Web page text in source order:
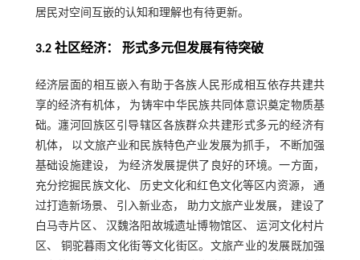
居民对空间互嵌的认知和理解也有待更新。
3.2 社区经济： 形式多元但发展有待突破
经济层面的相互嵌入有助于各族人民形成相互依存共建共
享的经济有机体， 为铸牢中华民族共同体意识奠定物质基
础。瀍河回族区引导辖区各族群众共建形式多元的经济有
机体， 以文旅产业和民族特色产业发展为抓手， 不断加强
基础设施建设， 为经济发展提供了良好的环境。一方面，
充分挖掘民族文化、 历史文化和红色文化等区内资源， 通
过打造新场景、 引入新业态， 助力文旅产业发展， 建设了
白马寺片区、 汉魏洛阳故城遗址博物馆区、 运河文化村片
区、 铜驼暮雨文化街等文化街区。文旅产业的发展既加强